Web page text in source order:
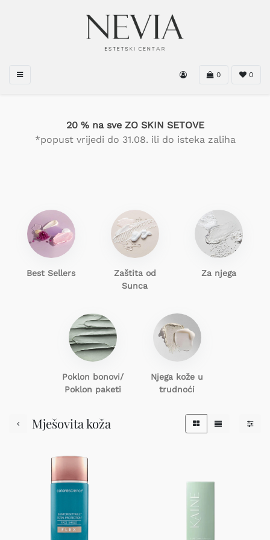
0 0
20 % na sve ZO SKIN SETOVE
*popust vrijedi do 31.08. ili do isteka zaliha
Best Sellers
Zaštita od
Sunca
Za njega
Poklon bonovi/
Poklon paketi
Njega kože u
trudnoći
Mješovita koža